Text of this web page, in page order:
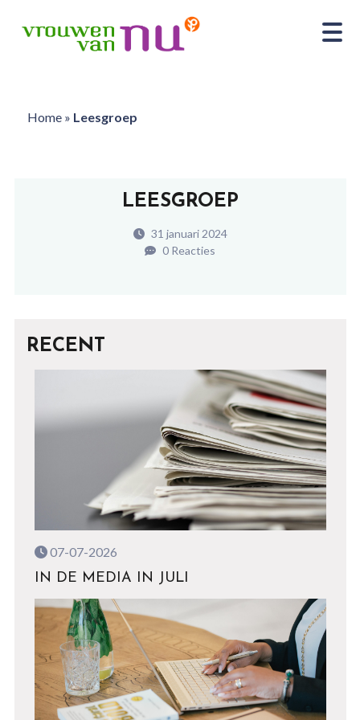
Home» Leesgroep
LEESGROEP
31 januari 2024
0 Reacties
RECENT
07-07-2026
IN DE MEDIA IN JULI